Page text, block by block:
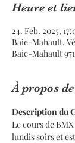
Heure et
24. Feb. 2025,
Baie-Mahault,
Baie-Mahault
À propos
Description du
Le cours de
lundis soirs et